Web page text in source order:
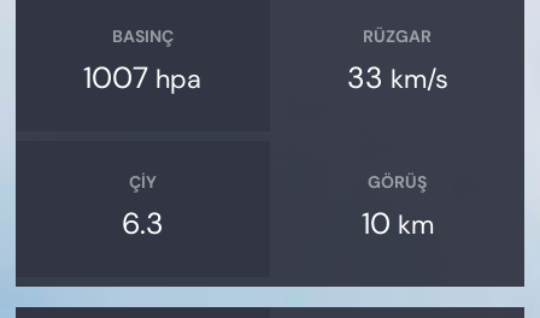
BASINÇ
1007 hpa
RÜZGAR
33 km/s
ÇIY
6.3
GÖRÜŞ
10 km